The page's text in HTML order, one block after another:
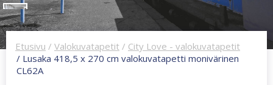
Etusivu / Valokuvatapetit / City Love - valokuvatapetit
/ Lusaka 418,5 x 270 cm valokuvatapetti monivärinen
CL62A